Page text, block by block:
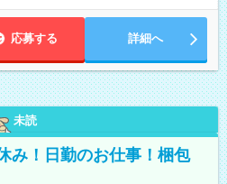
応募する 詳細へ
未読
み！日勤のお仕事！梱包